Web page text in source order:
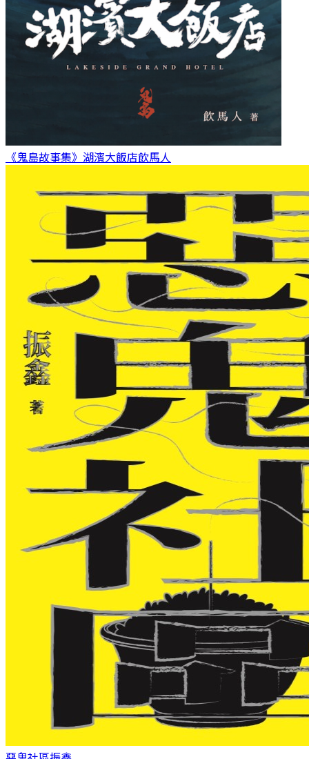
《鬼島故事集》湖濱大飯店飲馬人